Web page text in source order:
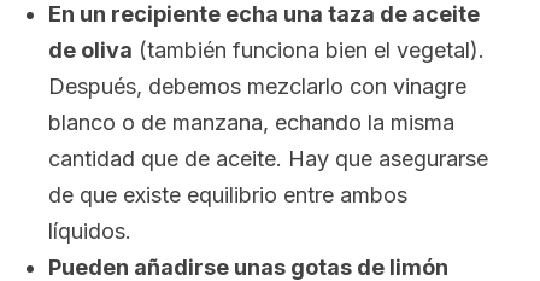
En un recipiente echa una taza de aceite
de oliva (también funciona bien el vegetal).
Después, debemos mezclarlo con vinagre
blanco o de manzana, echando la misma
cantidad que de aceite. Hay que asegurarse
de que existe equilibrio entre ambos
líquidos.
Pueden añadirse unas gotas de limón